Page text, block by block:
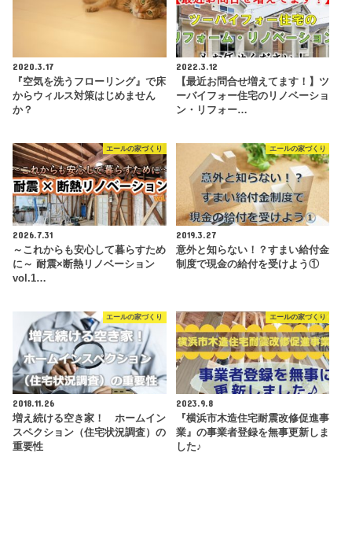
2020.3.17
『空気を洗うフローリング』で床
からウィルス対策はじめません
か？
2022.3.12
【最近お問合せ増えてます！】ツ
ーバイフォー住宅のリノベーショ
ン・リフォー…
エールの家づくり
2026.7.31
～これからも安心して暮らすため
に～ 耐震×断熱リノベーション
vol.1…
エールの家づくり
2019.3.27
意外と知らない！？すまい給付金
制度で現金の給付を受けよう①
エールの家づくり
2018.11.26
増え続ける空き家！ ホームイン
スペクション（住宅状況調査）の
重要性
エールの家づくり
2023.9.8
『横浜市木造住宅耐震改修促進事
業』の事業者登録を無事更新しま
した♪